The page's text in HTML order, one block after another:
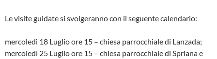
Le visite guidate si svolgeranno con il seguente calendario:
mercoledì 18 Luglio ore 15 – chiesa parrocchiale di Lanzada;
mercoledì 25 Luglio ore 15 – chiesa parrocchiale di Spriana e